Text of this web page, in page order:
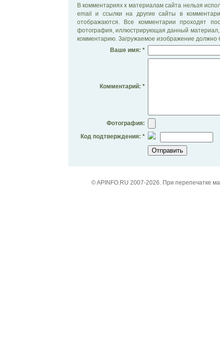
В комментариях к материалам сайта нельзя
email и ссылки на другие сайты в
отображаются. Все комментарии проходят
фотография, иллюстрирующая данный материал,
комментарию. Загружаемое изображение должно
Ваше имя: *
Комментарий: *
Фотография:
Код подтверждения: *
© APINFO.RU 2007-2026. При перепечатке